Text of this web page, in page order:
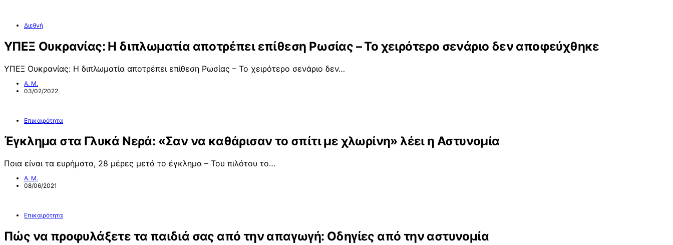
Διεθνή
ΥΠΕΞ Ουκρανίας: Η διπλωματία αποτρέπει επίθεση Ρωσίας – Το χειρότερο σενάριο δεν αποφεύχθηκε
ΥΠΕΞ Ουκρανίας: Η διπλωματία αποτρέπει επίθεση Ρωσίας – Το χειρότερο σενάριο δεν…
Α. Μ.
03/02/2022
Επικαιρότητα
Έγκλημα στα Γλυκά Νερά: «Σαν να καθάρισαν το σπίτι με χλωρίνη» λέει η Αστυνομία
Ποια είναι τα ευρήματα, 28 μέρες μετά το έγκλημα – Του πιλότου το…
Α. Μ.
08/06/2021
Επικαιρότητα
Πώς να προφυλάξετε τα παιδιά σας από την απαγωγή: Οδηγίες από την αστυνομία